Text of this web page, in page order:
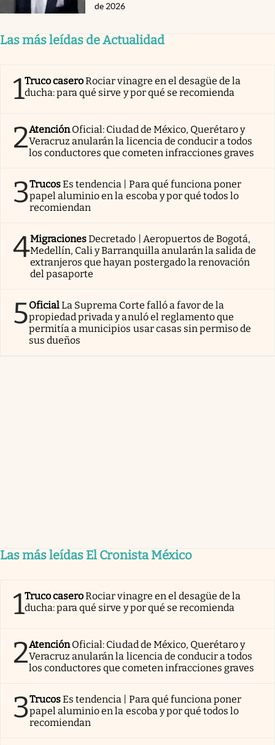
de 2026
Las más leídas de Actualidad
1Truco caseroRociar vinagre en el desagüe de la
ducha: para qué sirve y por qué se recomienda
2AtenciónOficial: Ciudad de México, Querétaro y
Veracruz anularán la licencia de conducir a todos
los conductores que cometen infracciones graves
3TrucosEs tendencia | Para qué funciona poner
papel aluminio en la escoba y por qué todos lo
recomiendan
4MigracionesDecretado | Aeropuertos de Bogotá,
Medellín, Cali y Barranquilla anularán la salida de
extranjeros que hayan postergado la renovación
del pasaporte
5OficialLa Suprema Corte falló a favor de la
propiedad privada y anuló el reglamento que
permitía a municipios usar casas sin permiso de
sus dueños
Las más leídas El Cronista México
1Truco caseroRociar vinagre en el desagüe de la
ducha: para qué sirve y por qué se recomienda
2AtenciónOficial: Ciudad de México, Querétaro y
Veracruz anularán la licencia de conducir a todos
los conductores que cometen infracciones graves
3TrucosEs tendencia | Para qué funciona poner
papel aluminio en la escoba y por qué todos lo
recomiendan